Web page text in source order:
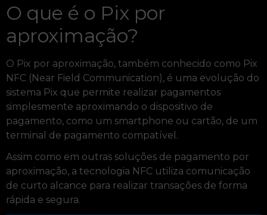
O que é o Pix por
aproximação?
O Pix por aproximação, também conhecido como Pix
NFC (Near Field Communication), é uma evolução do
sistema Pix que permite realizar pagamentos
simplesmente aproximando o dispositivo de
pagamento, como um smartphone ou cartão, de um
terminal de pagamento compatível.
Assim como em outras soluções de pagamento por
aproximação, a tecnologia NFC utiliza comunicação
de curto alcance para realizar transações de forma
rápida e segura.